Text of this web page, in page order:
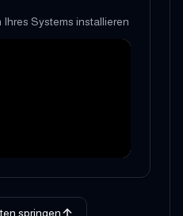
Systems installieren
springen